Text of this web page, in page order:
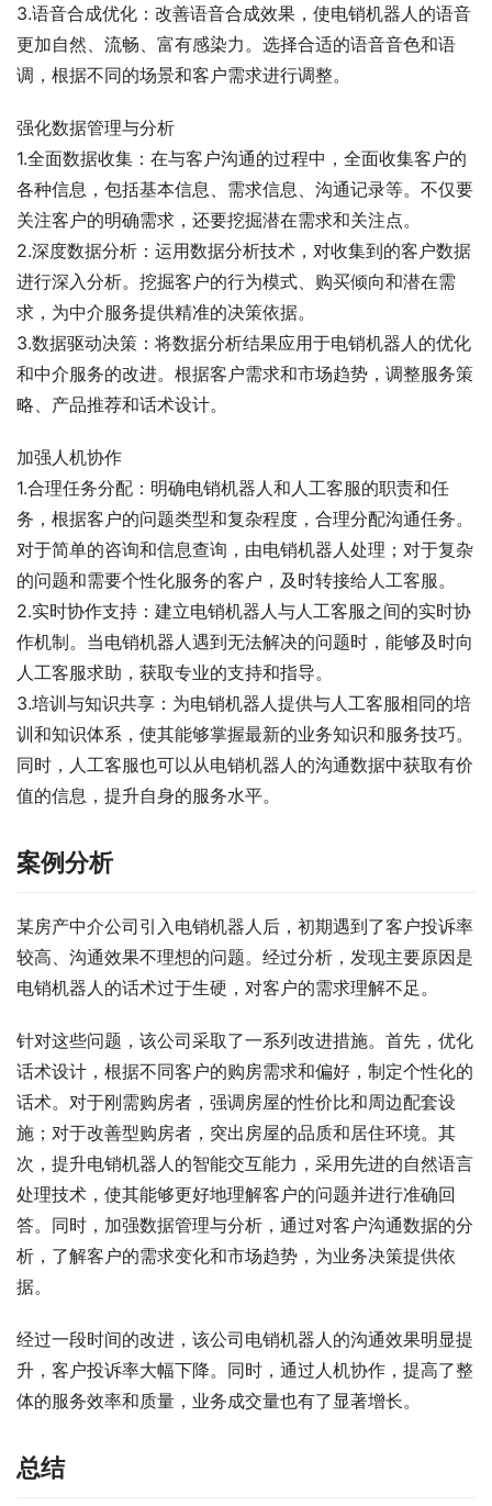
3.语音合成优化：改善语音合成效果，使电销机器人的语音
更加自然、流畅、富有感染力。选择合适的语音音色和语
调，根据不同的场景和客户需求进行调整。
强化数据管理与分析
1.全面数据收集：在与客户沟通的过程中，全面收集客户的
各种信息，包括基本信息、需求信息、沟通记录等。不仅要
关注客户的明确需求，还要挖掘潜在需求和关注点。
2.深度数据分析：运用数据分析技术，对收集到的客户数据
进行深入分析。挖掘客户的行为模式、购买倾向和潜在需
求，为中介服务提供精准的决策依据。
3.数据驱动决策：将数据分析结果应用于电销机器人的优化
和中介服务的改进。根据客户需求和市场趋势，调整服务策
略、产品推荐和话术设计。
加强人机协作
1.合理任务分配：明确电销机器人和人工客服的职责和任
务，根据客户的问题类型和复杂程度，合理分配沟通任务。
对于简单的咨询和信息查询，由电销机器人处理；对于复杂
的问题和需要个性化服务的客户，及时转接给人工客服。
2.实时协作支持：建立电销机器人与人工客服之间的实时协
作机制。当电销机器人遇到无法解决的问题时，能够及时向
人工客服求助，获取专业的支持和指导。
3.培训与知识共享：为电销机器人提供与人工客服相同的培
训和知识体系，使其能够掌握最新的业务知识和服务技巧。
同时，人工客服也可以从电销机器人的沟通数据中获取有价
值的信息，提升自身的服务水平。
案例分析
某房产中介公司引入电销机器人后，初期遇到了客户投诉率
较高、沟通效果不理想的问题。经过分析，发现主要原因是
电销机器人的话术过于生硬，对客户的需求理解不足。
针对这些问题，该公司采取了一系列改进措施。首先，优化
话术设计，根据不同客户的购房需求和偏好，制定个性化的
话术。对于刚需购房者，强调房屋的性价比和周边配套设
施；对于改善型购房者，突出房屋的品质和居住环境。其
次，提升电销机器人的智能交互能力，采用先进的自然语言
处理技术，使其能够更好地理解客户的问题并进行准确回
答。同时，加强数据管理与分析，通过对客户沟通数据的分
析，了解客户的需求变化和市场趋势，为业务决策提供依
据。
经过一段时间的改进，该公司电销机器人的沟通效果明显提
升，客户投诉率大幅下降。同时，通过人机协作，提高了整
体的服务效率和质量，业务成交量也有了显著增长。
总结